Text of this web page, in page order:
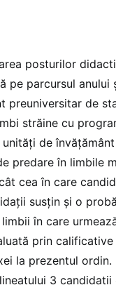
posturilor
pe parcursul anului
preuniversitar de
străine cu
de
predare în limbile
cea în care
susțin și o
în care
prin
la prezentul ordin.
3 candidații